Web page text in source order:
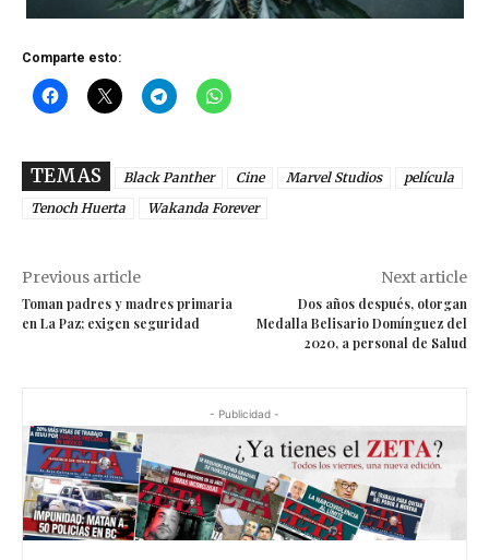
Comparte esto:
TEMAS Black Panther Cine Marvel Studios
película
Tenoch Huerta
Wakanda Forever
Previous article
Toman padres y madres primaria
en La Paz; exigen seguridad
Next article
Dos años después, otorgan
Medalla Belisario Domínguez del
2020, a personal de Salud
- Publicidad -